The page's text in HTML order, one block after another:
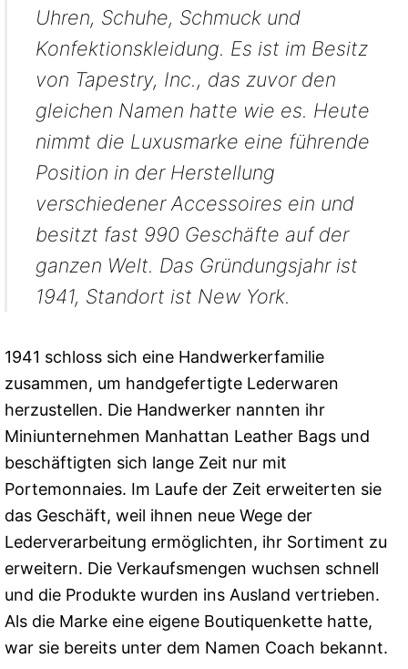
Uhren, Schuhe, Schmuck und
Konfektionskleidung. Es ist im Besitz
von Tapestry, Inc., das zuvor den
gleichen Namen hatte wie es. Heute
nimmt die Luxusmarke eine führende
Position in der Herstellung
verschiedener Accessoires ein und
besitzt fast 990 Geschäfte auf der
ganzen Welt. Das Gründungsjahr ist
1941, Standort ist New York.
1941 schloss sich eine Handwerkerfamilie
zusammen, um handgefertigte Lederwaren
herzustellen. Die Handwerker nannten ihr
Miniunternehmen Manhattan Leather Bags und
beschäftigten sich lange Zeit nur mit
Portemonnaies. Im Laufe der Zeit erweiterten sie
das Geschäft, weil ihnen neue Wege der
Lederverarbeitung ermöglichten, ihr Sortiment zu
erweitern. Die Verkaufsmengen wuchsen schnell
und die Produkte wurden ins Ausland vertrieben.
Als die Marke eine eigene Boutiquenkette hatte,
war sie bereits unter dem Namen Coach bekannt.